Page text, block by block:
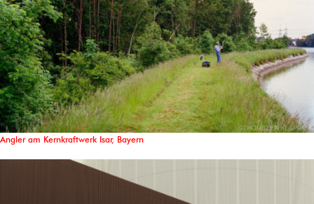
Angler am Kernkraftwerk Isar, Bayern